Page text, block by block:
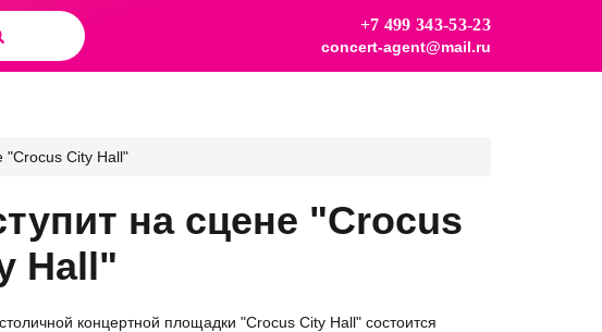
+7 499 343-53-23
concert-agent@mail.ru
"Crocus City Hall"
на сцене "Crocus
Hall"
концертной площадки "Crocus City Hall" состоится